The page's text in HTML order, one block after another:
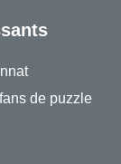
de puzzle